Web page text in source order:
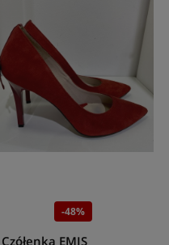
-48%
Czółenka EMIS